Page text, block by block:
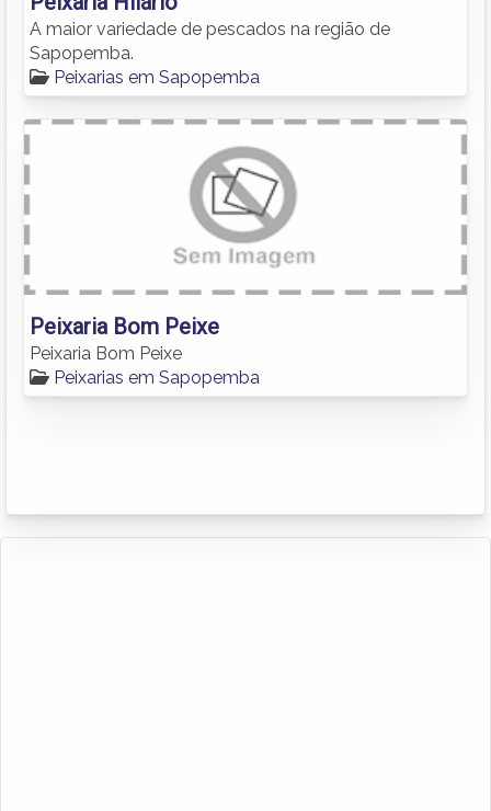
A maior variedade de pescados na região de
Sapopemba.
Peixarias em Sapopemba
Peixaria Bom Peixe
Peixaria Bom Peixe
Peixarias em Sapopemba